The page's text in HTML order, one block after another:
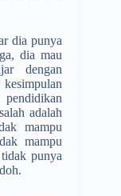
dia punya
dia mau
dengan
adalah
mampu
mampu
punya